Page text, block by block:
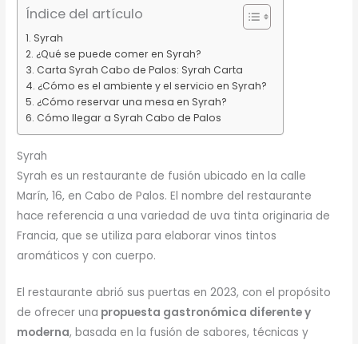
Índice del artículo
Syrah
¿Qué se puede comer en Syrah?
Carta Syrah Cabo de Palos: Syrah Carta
¿Cómo es el ambiente y el servicio en Syrah?
¿Cómo reservar una mesa en Syrah?
Cómo llegar a Syrah Cabo de Palos
Syrah
Syrah es un restaurante de fusión ubicado en la calle
Marín, 16, en Cabo de Palos. El nombre del restaurante
hace referencia a una variedad de uva tinta originaria de
Francia, que se utiliza para elaborar vinos tintos
aromáticos y con cuerpo.
El restaurante abrió sus puertas en 2023, con el propósito
de ofrecer una propuesta gastronómica diferente y
moderna, basada en la fusión de sabores, técnicas y